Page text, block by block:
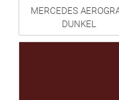
MERCEDES
DUNKEL